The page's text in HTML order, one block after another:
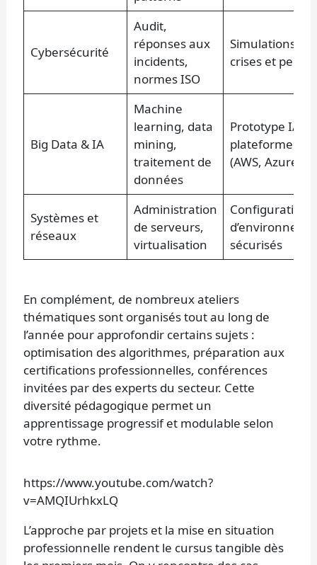
Cybersécurité
Audit,
réponses aux
incidents,
normes ISO
Simulations de
crises et
Big Data & IA
Machine
learning, data
mining,
traitement de
données
Prototype IA
plateforme
(AWS, Azure)
Systèmes et
réseaux
Administration
de serveurs,
virtualisation
Configuration
sécurisés
En complément, de nombreux ateliers
thématiques sont organisés tout au long de
l’année pour approfondir certains sujets :
optimisation des algorithmes, préparation aux
certifications professionnelles, conférences
invitées par des experts du secteur. Cette
diversité pédagogique permet un
apprentissage progressif et modulable selon
votre rythme.
https://www.youtube.com/watch?
v=AMQIUrhkxLQ
L’approche par projets et la mise en situation
professionnelle rendent le cursus tangible dès